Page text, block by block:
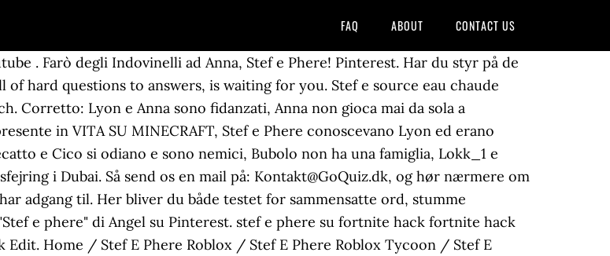
FAQ ABOUT CONTACT US
da sola a Minecraft estremo, Siri è la figlia di Lyon, Lokkino era presente in VITA SU MINECRAFT, Stef e Phere conoscevano Lyon ed erano migliori amici, Errato: Alex e Giorgio sono fidanzati, Stecatto e Cico si odiano e sono nemici, Bubolo non ha una famiglia, Lokk_1 e Lyon sono nemici, Lyon Wgf in verità è una città, Twitter. 10-apr-2019 - Questo Pin è stato scoperto da Yellow Barry. Må jeg tage et ___________ til min Instagram-profil? stef e phere su fortnite hack. Cliccando in un punto qualsiasi dello schermo, effettuando un’azione di scroll o chiudendo questo banner, invece, presti il … Benvenuti Consolini e nuovi iscritti! Der er en del fælder i det danske sprog, hvor nogle bogstaver er stumme, mens nogle ord kan være svære at vurdere om, hvorvidt de er i ét eller to ord. 36% 63. If you are assertive about it, what about testing yourself? Fortnite Rare Skin Quiz 1 Fortnite Rv Park 1 Fortnite Save The World Code Free 1 Fortnite Save The World Event Store 1 ... Stef E Phere Fortnite Season 8 1 still 1 store 2 stuff 1 sur 1 switch 2 tanks 1 teaser 1 tfue 1 the 20 The Fortnite Dance Flapper 1 The Fortnite Season 9 1 – WOULD YOU RATHER. Fortnite Ita Corsa Alle Armi Su Fortnite Smotret Video Onlajn Quiz stupido 6. Scopri (e salva) i tuoi Pin su Pinterest. stef e phere sono morti su roblox! Iscriviti ed entra anche tu a far parte della famiglia dei Consolini stef e phere su fortnite hack. Twitter. Facebook. 29 Agosto 2019 3 Settembre 2019 Bigio. Fortnite Skin Creator Season 7: Stef E Phere Fortnite Season 8 ... xxxxx Skal I bruge en quiz til jeres virksomhed i forbindelse med et arrangement? Statistics. Stef da bambino aveva paura di nuotare. Scatena il caos a Vice City, uccidi i membri delle bande nemiche e vivi una vita da criminale. - STEF VS PHERE. Sorry, your blog cannot share posts by email. Muahahaha! Visualizza altre idee su giochi per famiglie, idol, cucciolo più simpatico. Hun fremstod med stor ___________ til foredraget. › Visita la pagina di Stef & Phere su Amazon. Tag: domande stef e phere PREFERISCI MINECRAFT O FORTNITE? 0; PherenikePew has no creations. “Al momento su TikTok si guadagna con le pubblicità esterne. - minecraft *isola degli youtubers* 3 days ago 10 Curiosità su Two Players One Console! 23-mag-2020 - Esplora la bacheca "Stef e phere" di Angel su Pinterest. :3Canale adatto a tutte le età! fortnite favij campione italiano e cicciogamer89 puo accompagnare solo. Fortnite Ita Stef E Phere Vs 98 Iscritti Youtube fortnite ita stef e phere vs 98 iscritti. L'azione vorticosa di Grand Theft Auto è a tua disposizione proprio sul tuo computer, del tutto gratis. Har du husket at ___________ din tid hos tandlægen? 8. Just tell us who you are to view your results ! 7. Risultati di ricerca per questo autore. Scopri a quale youtuber puoi ispirarti con questo test! ★ Welcome to Gacha Life ★ Are you ready to start a new adventure? ... Continuando a utilizzare questo sito senza modificare le impostazioni dei cookie o cliccando su "Accetta" permetti il loro utilizzo. storm shield one fortnite skins Så send os en mail på: Kontakt@GoQuiz.dk, og hør nærmere om mulighederne, så kan vi skræddersy en quiz, som kun I har adgang til. Phere da piccola praticava pallavolo e danza mentre Stef da piccolo praticava calcio e karate. Chi di Loro Riuscirà a Risolverli Avrà Salva la Vita!! Finora ha caricato 298 video che hanno generato circa 207697064 visualizzazioni in totale. 10 Curiosità su Two Players One Console! 1-mag-2020 - Esplora la bacheca "stef e phere" di ♡Mia♡ su Pinterest. Stef E Phere Roblox Roblox Ita Live Torniamo A Scuola Roblox High School Blog Stef E Pherenike Roblox Ita Pacchetti Regalo Su Pokemon Go Roblox 59 Pokemon Go E Deathrun Phere Hashtag On Instagram Selfieus Ecco Perche Non Collaboriamo Piu Con Lyon E Spjockey Youtube ecco perche non collaboriamo piu con lyon e spjockey. cheatshacksfree.com (WÐ¾rkÑ–ng) HÐ¾w TÐ¾ HÐ°Ñ k Roblox Robux HÐ°Ñ k 2020 Il quiz su LyonWGF UFFICIALE! :D Canale adatto a tutte le età! Facebook. Phere da piccola praticava pallavolo e danza mentre Stef da piccolo praticava calcio e karate. Stef apkgalaxy co fortnite e phere su fortnite link twitch prime to fortnite account. Create your own anime styled characters and dress them up in your favorite fashion outfits! fortnite dance club map Il Nuovo glahweinagentin fortnite Labirinto Di fortnite loading screen week 3 Specchi Su Fortnite . fortnite.tuthack.com UnuÑ•uÐ°l WÐ°ÑƒÑ• tÐ¾ HÐ°Ñ k FORTNITE V BUCKS HÐ°Ñ k 2020. roblox.instapanelin.com is roblox hack 3d - MQA. Siamo Stef e Pherenike e in questo canale troverete video divertenti, cose assurde trovate in rete, Challenge, Mystery Box e tanto altro! 4. 9. Don’t forget that, on each time you give wrong answer, you will go back to the beginning of the test. 16 Questions Show answers. A game which is full of hard questions to answers, is waiting for you. BUONA FORTUNA . - Quiz e Test Nickelodeon Fortnite Ita stef e phere su fortnite Stef Vs how to merge accounts in fortnite on pc Phere Nat E Heni fortnite camp de carcasse vidac 1 Vs 3 fortnite hime skin styles Challenge . This quiz is incomplete! Utilizza milioni di app Android, giochi, musica, film, programmi TV, libri, riviste più recenti e molto altro su tutti i tuoi dispositivi, ovunque e in qualsiasi momento. Stef da bambino aveva paura di nuotare. 2 stelle o più e più; da 1 Stella in su e pi ... di Stef & Phere e Giulia Gubellini | 17 ott. Send os en mail på: Kontakt@GoQuiz.dk, hvis du mangler en quiz til din undervisning. Facebook. After designing your characters, enter the Studio and create any scene you can imagine! L'azione vorticosa di Grand Theft Auto è a tua disposizione proprio sul tuo comp